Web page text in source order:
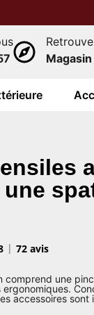
72 avis
comprend une
accessoires